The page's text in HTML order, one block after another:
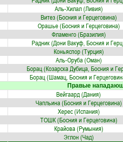
Аль-Хилал (Ливия)
Витез (Босния и Герцеговина)
Орашье (Босния и Герцеговина)
Фламенго (Бразилия)
Радник (Дони Вакуф, Босния и
Коньяспор (Турция)
Аль-Оруба (Оман)
Борац (Козарска Дубица, Босния и
Борац (Шамац, Босния и
Правые
Вейгаард (Дания)
Чапльина (Босния и Герцеговина)
Херес (Испания)
ТОШК (Босния и Герцеговина)
Крайова (Румыния)
Эглон (Чад)